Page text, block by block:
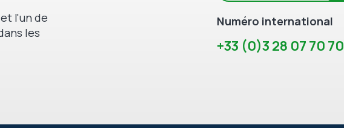
l'un de
les
Numéro international
+33 (0)3 28 07 70 70